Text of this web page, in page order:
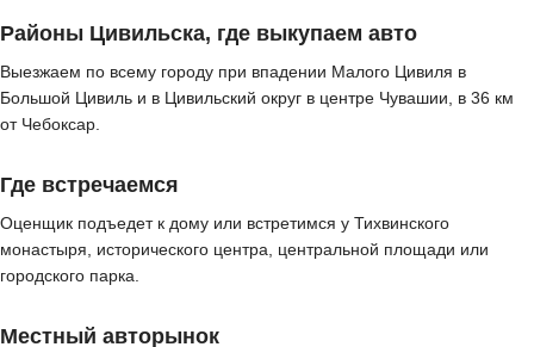
Районы Цивильска, где выкупаем авто
Выезжаем по всему городу при впадении Малого Цивиля в
Большой Цивиль и в Цивильский округ в центре Чувашии, в 36 км
от Чебоксар.
Где встречаемся
Оценщик подъедет к дому или встретимся у Тихвинского
монастыря, исторического центра, центральной площади или
городского парка.
Местный авторынок